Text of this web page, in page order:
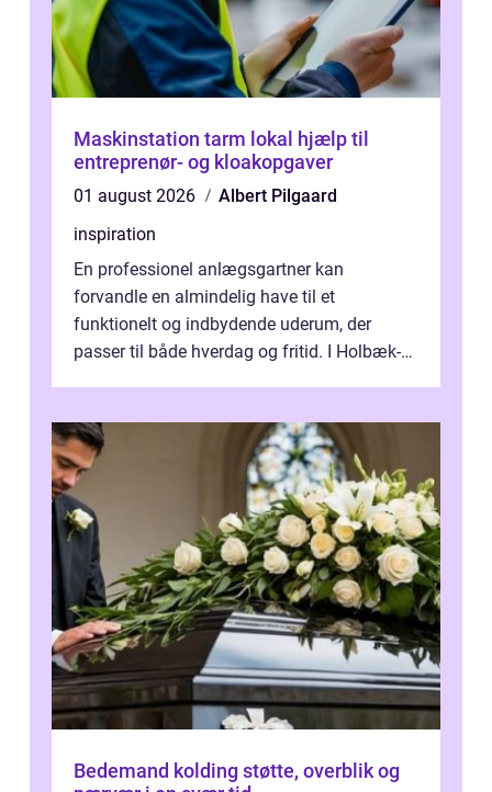
Maskinstation tarm lokal hjælp til
entreprenør- og kloakopgaver
01 august 2026
Albert Pilgaard
inspiration
En professionel anlægsgartner kan
forvandle en almindelig have til et
funktionelt og indbydende uderum, der
passer til både hverdag og fritid. I Holbæk-
Bedemand kolding støtte, overblik og